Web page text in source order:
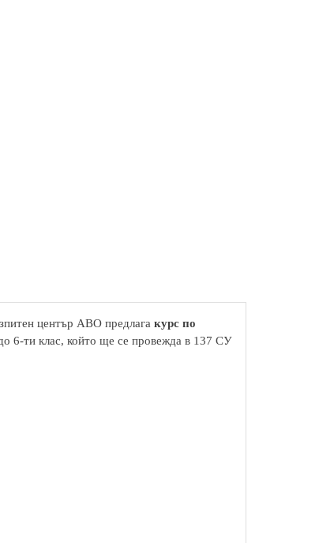
център АВО предлага курс по
6-ти клас, който ще се провежда в 137 СУ